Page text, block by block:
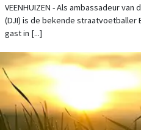
VEENHUIZEN - Als ambassadeur
(DJI) is de bekende straatvoetballer
gast in [...]